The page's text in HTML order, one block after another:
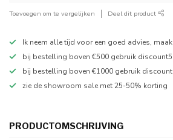
Toevoegen om te vergelijken Deel dit product
Ik neem alle tijd voor een goed advies,
bij bestelling boven €500 gebruik
bij bestelling boven €1000 gebruik
zie de showroom sale met 25-50% korting
PRODUCTOMSCHRIJVING